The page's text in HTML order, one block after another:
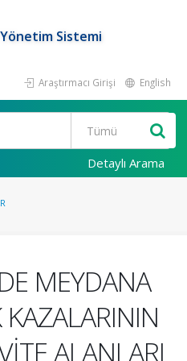
Sistemi
Araştırmacı Girişi English
Detaylı Arama
MEYDANA
ALANLARI